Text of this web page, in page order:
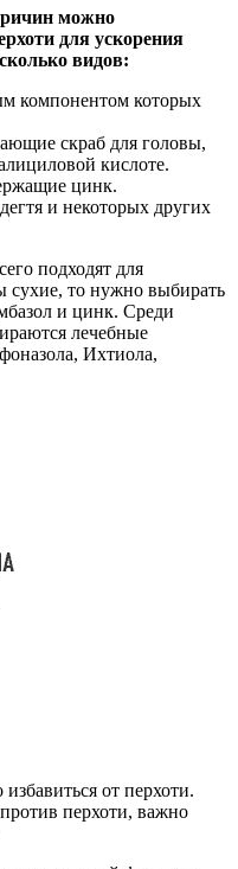
можно
для ускорения
видов:
компонентом которых
скраб для головы,
кислоте.
цинк.
и некоторых других
подходят для
сухие, то нужно выбирать
и цинк. Среди
лечебные
Ихтиола,
от перхоти.
перхоти, важно